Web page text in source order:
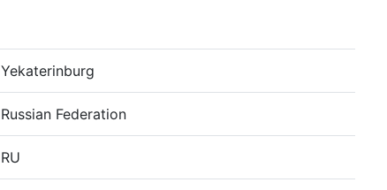
Yekaterinburg
Russian Federation
RU